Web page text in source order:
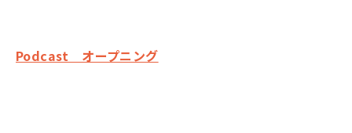
Podcast オープニング